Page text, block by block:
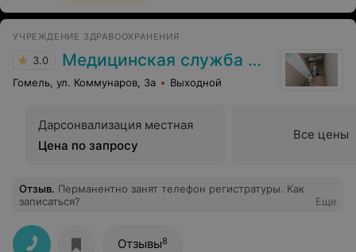
УЧРЕЖДЕНИЕ ЗДРАВООХРАНЕНИЯ
3.0 Медицинская служба ДФиТ МВД по Гомельской области
Гомель, ул. Коммунаров, 3а Выходной
Дарсонвализация местная
Цена по запросу
Все цены
Отзыв. Перманентно занят телефон регистратуры. Как
записаться?
Еще
Отзывы8